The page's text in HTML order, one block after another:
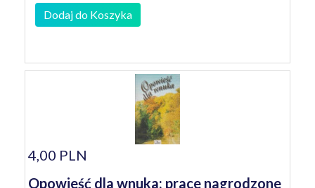
Dodaj do Koszyka
4,00 PLN
Opowieść dla wnuka: prace nagrodzone